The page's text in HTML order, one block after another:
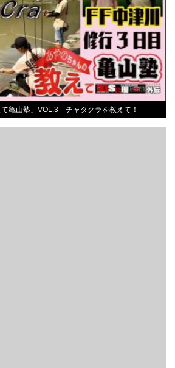
亀山塾」VOL.3 チャタクラを教えて！